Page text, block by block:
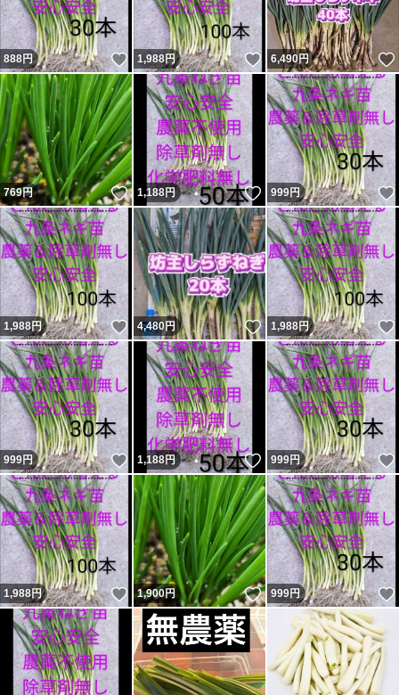
888円 いいね！
1,988円 いいね！
6,490円
769円 いいね！
1,188円 いいね！
999円
1,988円 いいね！
4,480円 いいね！
1,988円
999円 いいね！
1,188円 いいね！
999円
1,988円 いいね！
1,900円 いいね！
999円